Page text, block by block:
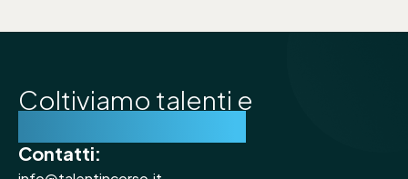
Coltiviamo talenti e
Contatti: